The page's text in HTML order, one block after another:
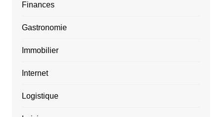
Finances
Gastronomie
Immobilier
Internet
Logistique